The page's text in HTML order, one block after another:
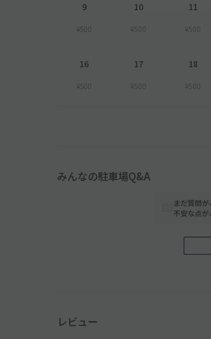
9
¥500
10
¥500
11
¥500
16
¥500
17
¥500
18
¥500
みんなの駐車場Q&A
まだ質問
不安な点が
レビュー